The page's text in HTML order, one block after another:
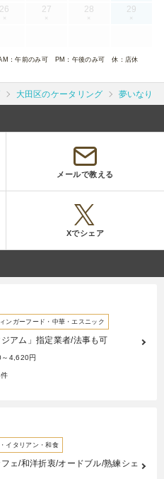
26
×
27
×
28
×
29
×
：午前のみ可 PM ：午後のみ可 休 ：店休
大田区のケータリング 夢いなり
メールで教える
Xでシェア
ンガーフード・中華・エスニック
ジアム」指定業者/法事も可
4,620円
イタリアン・和食
ェ/和洋折衷/オードブル/熟練シェ